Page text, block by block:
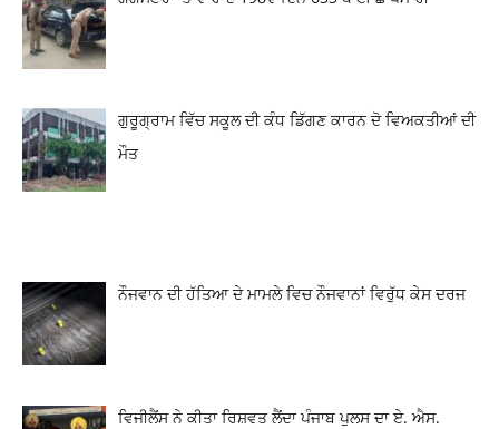
ਗੁਰੂਗ੍ਰਾਮ ਵਿੱਚ ਸਕੂਲ ਦੀ ਕੰਧ ਡਿੱਗਣ ਕਾਰਨ ਦੋ ਵਿਅਕਤੀਆਂ ਦੀ
ਮੌਤ
ਨੌਜਵਾਨ ਦੀ ਹੱਤਿਆ ਦੇ ਮਾਮਲੇ ਵਿਚ ਨੌਜਵਾਨਾਂ ਵਿਰੁੱਧ ਕੇਸ ਦਰਜ
ਵਿਜੀਲੈਂਸ ਨੇ ਕੀਤਾ ਰਿਸ਼ਵਤ ਲੈਂਦਾ ਪੰਜਾਬ ਪੁਲਸ ਦਾ ਏ. ਐਸ.